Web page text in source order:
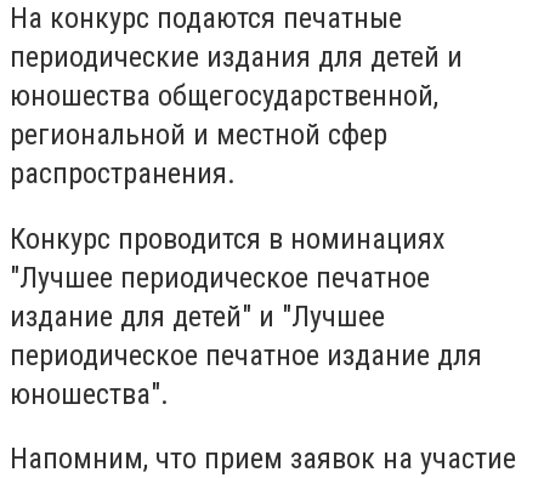
На конкурс подаются печатные
периодические издания для детей и
юношества общегосударственной,
региональной и местной сфер
распространения.
Конкурс проводится в номинациях
"Лучшее периодическое печатное
издание для детей" и "Лучшее
периодическое печатное издание для
юношества".
Напомним, что прием заявок на участие